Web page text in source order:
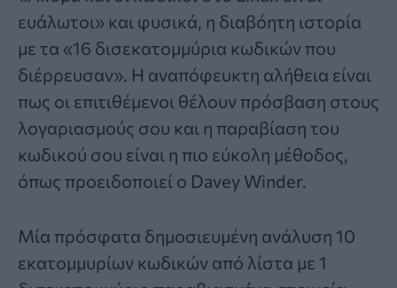
ευάλωτοι» και φυσικά, η διαβόητη ιστορία
με τα «16 δισεκατομμύρια κωδικών που
διέρρευσαν». Η αναπόφευκτη αλήθεια είναι
πως οι επιτιθέμενοι θέλουν πρόσβαση στους
λογαριασμούς σου και η παραβίαση του
κωδικού σου είναι η πιο εύκολη μέθοδος,
όπως προειδοποιεί ο Davey Winder.
Μία πρόσφατα δημοσιευμένη ανάλυση 10
εκατομμυρίων κωδικών από λίστα με 1